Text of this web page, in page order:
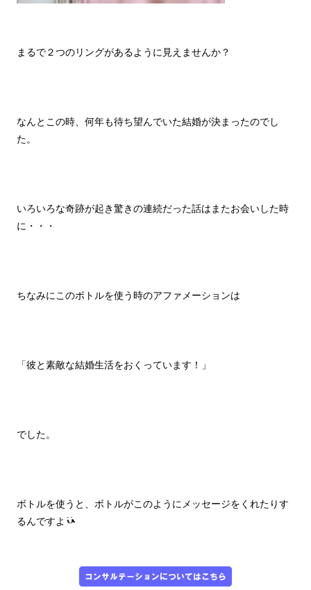
まるで２つのリングがあるように見えませんか？
なんとこの時、何年も待ち望んでいた結婚が決まったのでし
た。
いろいろな奇跡が起き驚きの連続だった話はまたお会いした時
に・・・
ちなみにこのボトルを使う時のアファメーションは
「彼と素敵な結婚生活をおくっています！」
でした。
ボトルを使うと、ボトルがこのようにメッセージをくれたりす
るんですよ